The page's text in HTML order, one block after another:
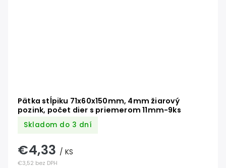
Pätka stĺpiku 71x60x150mm, 4mm žiarový
pozink, počet dier s priemerom 11mm-9ks
Skladom do 3 dní
€3,52 bez DPH
€4,33 / KS